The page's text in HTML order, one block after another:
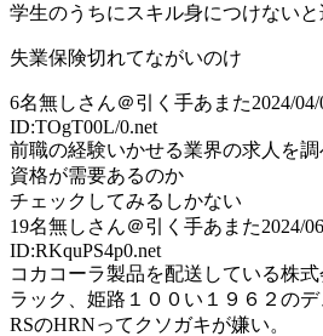
学生のうちにスキル身につけない
失業保険切れてながいのけ
6名無しさん＠引く手あまた2024/
ID:TOgT00L/0.net
前職の経験いかせる業界の求人を調
資格が需要あるのか
チェックしてみるしかない
19名無しさん＠引く手あまた2024/
ID:RKquPS4p0.net
コカコーラ製品を配送している株
ラック、姫路１００い１９６２の
RSのHRNってクソガキが嫌い。